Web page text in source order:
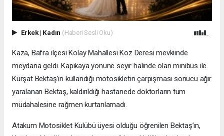
Erkek| Kadın (Haberi Sesli Oku)
Kaza, Bafra ilçesi Kolay Mahallesi Koz Deresi mevkiinde
meydana geldi. Kapıkaya yönüne seyir halinde olan minibüs ile
Kürşat Bektaş’ın kullandığı motosikletin çarpışması sonucu ağır
yaralanan Bektaş, kaldırıldığı hastanede doktorların tüm
müdahalesine rağmen kurtarılamadı.
Atakum Motosiklet Kulübü üyesi olduğu öğrenilen Bektaş’ın,